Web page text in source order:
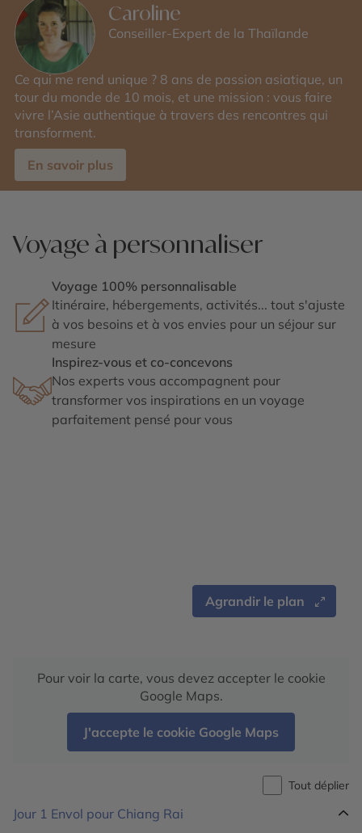
Caroline
Conseiller-Expert de la Thaïlande
Ce qui me rend unique ? 8 ans de passion asiatique, un
tour du monde de 10 mois, et une mission : vous faire
vivre l’Asie authentique à travers des rencontres qui
transforment.
En savoir plus
Voyage à personnaliser
Voyage 100% personnalisable
Itinéraire, hébergements, activités... tout s'ajuste
à vos besoins et à vos envies pour un séjour sur
mesure
Inspirez-vous et co-concevons
Nos experts vous accompagnent pour
transformer vos inspirations en un voyage
parfaitement pensé pour vous
Agrandir le plan
Pour voir la carte, vous devez accepter le cookie
Google Maps.
J'accepte le cookie Google Maps
Tout déplier
Jour 1 Envol pour Chiang Rai